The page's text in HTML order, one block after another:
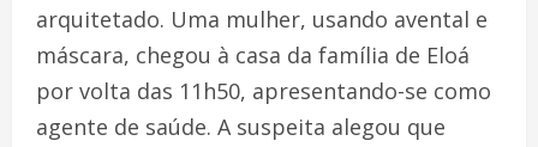
arquitetado. Uma mulher, usando avental e
máscara, chegou à casa da família de Eloá
por volta das 11h50, apresentando-se como
agente de saúde. A suspeita alegou que